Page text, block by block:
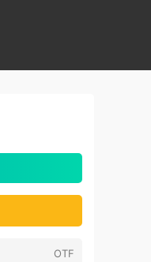
OTF